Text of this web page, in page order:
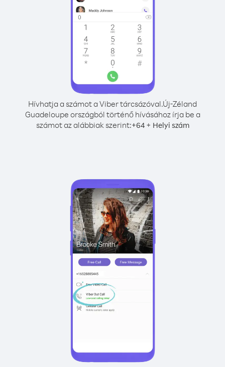
Hívhatja a számot a Viber tárcsázóval.Új-Zéland
Guadeloupe országból történő hívásához írja be a
számot az alábbiak szerint:+64+ Helyi szám